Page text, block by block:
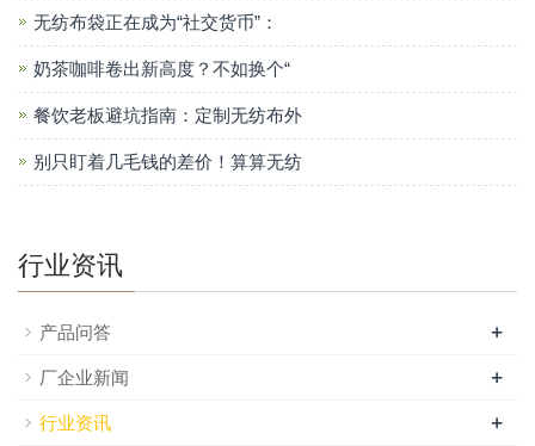
无纺布袋正在成为“社交货币”：
奶茶咖啡卷出新高度？不如换个“
餐饮老板避坑指南：定制无纺布外
别只盯着几毛钱的差价！算算无纺
行业资讯
产品问答 +
厂企业新闻 +
行业资讯 +